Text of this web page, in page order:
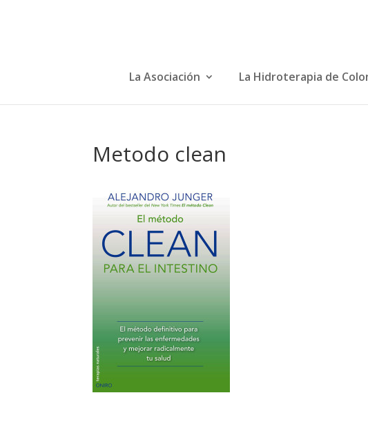
La Asociación La Hidroterapia de
Metodo clean